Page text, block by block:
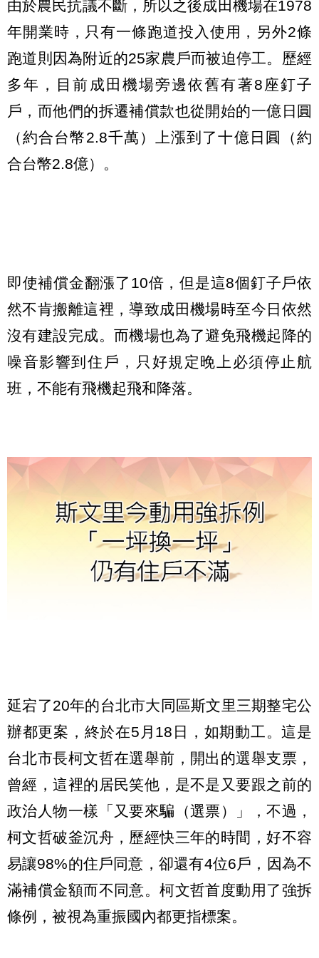
由於農民抗議不斷，所以之後成田機場在1978
年開業時，只有一條跑道投入使用，另外2條
跑道則因為附近的25家農戶而被迫停工。歷經
多年，目前成田機場旁邊依舊有著8座釘子
戶，而他們的拆遷補償款也從開始的一億日圓
（約合台幣2.8千萬）上漲到了十億日圓（約
合台幣2.8億）。
即使補償金翻漲了10倍，但是這8個釘子戶依
然不肯搬離這裡，導致成田機場時至今日依然
沒有建設完成。而機場也為了避免飛機起降的
噪音影響到住戶，只好規定晚上必須停止航
班，不能有飛機起飛和降落。
延宕了20年的台北市大同區斯文里三期整宅公
辦都更案，終於在5月18日，如期動工。這是
台北市長柯文哲在選舉前，開出的選舉支票，
曾經，這裡的居民笑他，是不是又要跟之前的
政治人物一樣「又要來騙（選票）」，不過，
柯文哲破釜沉舟，歷經快三年的時間，好不容
易讓98%的住戶同意，卻還有4位6戶，因為不
滿補償金額而不同意。柯文哲首度動用了強拆
條例，被視為重振國內都更指標案。